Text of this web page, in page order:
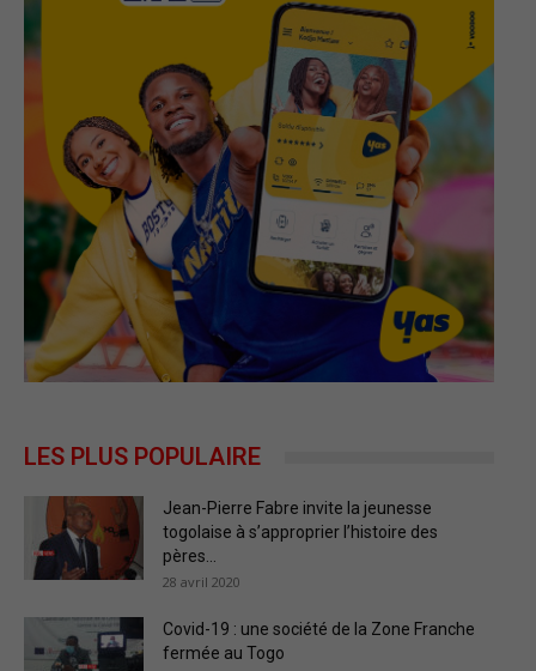
LES PLUS POPULAIRE
Jean-Pierre Fabre invite la jeunesse
togolaise à s’approprier l’histoire des
pères...
28 avril 2020
Covid-19 : une société de la Zone Franche
fermée au Togo